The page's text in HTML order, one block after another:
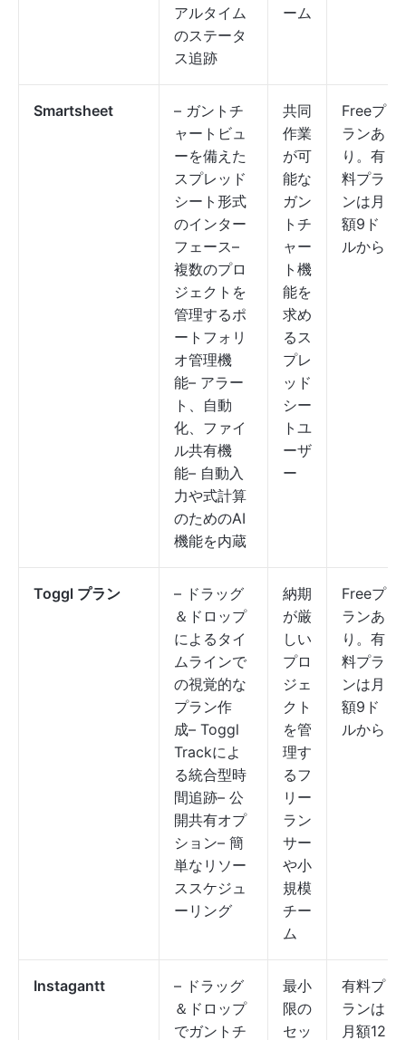
アルタイム
のステータ
ス追跡
ーム
Smartsheet
– ガントチ
ャートビュ
ーを備えた
スプレッド
シート形式
のインター
フェース–
複数のプロ
ジェクトを
管理するポ
ートフォリ
オ管理機
能– アラー
ト、自動
化、ファイ
ル共有機
能– 自動入
力や式計算
のためのAI
機能を内蔵
共同
作業
が可
能な
ガン
トチ
ャー
ト機
能を
求め
るス
プレ
ッド
シー
トユ
ーザ
ー
Freeプ
ランあ
り。有
料プラ
ンは月
額9ド
ルから
Toggl プラン
– ドラッグ
＆ドロップ
によるタイ
ムラインで
の視覚的な
プラン作
成– Toggl
Trackによ
る統合型時
間追跡– 公
開共有オプ
ション– 簡
単なリソー
ススケジュ
ーリング
納期
が厳
しい
プロ
ジェ
クト
を管
理す
るフ
リー
ラン
サー
や小
規模
チー
ム
Freeプ
ランあ
り。有
料プラ
ンは月
額9ド
ルから
Instagantt
– ドラッグ
＆ドロップ
でガントチ
最小
限の
セッ
有料プ
ランは
月額12